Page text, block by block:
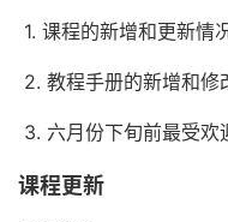
1. 课程的新增和更新情况
2. 教程手册的新增和修
3. 六月份下旬前最受欢
课程更新